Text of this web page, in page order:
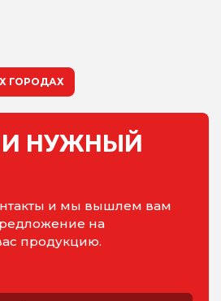
ГОРОДАХ
НУЖНЫЙ
и мы вышлем вам
на
продукцию.